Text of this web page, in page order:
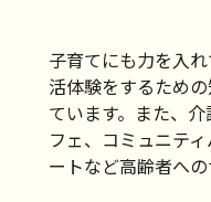
子育てにも力を入
活体験をするため
ています。また、
フェ、コミュニテ
ートなど高齢者への